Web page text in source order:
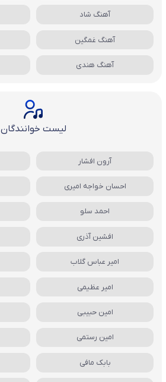
آهنگ شاد
آهنگ غمگین
آهنگ هندی
لیست خوانندگان
آرون افشار
احسان خواجه امیری
احمد سلو
افشین آذری
امیر عباس گلاب
امیر عظیمی
امین حبیبی
امین رستمی
بابک مافی